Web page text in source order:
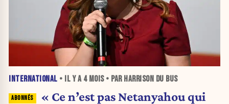
INTERNATIONAL • IL Y A 4 MOIS• PAR HARRISON DU BUS
« Ce n’est pas Netanyahou qui